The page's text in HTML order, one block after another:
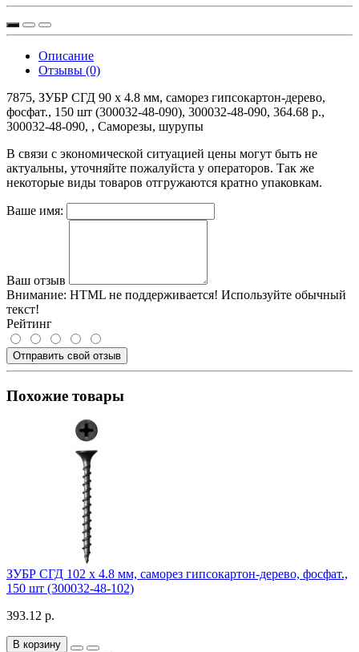
Описание
Отзывы (0)
7875, ЗУБР СГД 90 x 4.8 мм, саморез гипсокартон-дерево,
фосфат., 150 шт (300032-48-090), 300032-48-090, 364.68 р.,
300032-48-090, , Саморезы, шурупы
В связи с экономической ситуацией цены могут быть не
актуальны, уточняйте пожалуйста у операторов. Так же
некоторые виды товаров отгружаются кратно упаковкам.
Ваше имя:
Ваш отзыв
Внимание: HTML не поддерживается! Используйте обычный
текст!
Рейтинг
Отправить свой отзыв
Похожие товары
ЗУБР СГД 102 х 4.8 мм, саморез гипсокартон-дерево, фосфат.,
150 шт (300032-48-102)
393.12 р.
В корзину